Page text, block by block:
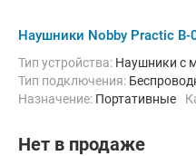
Наушники Nobby Practic B-
Тип устройства: Наушники с
Тип подключения:
Назначение: Портативные
Нет в продаже